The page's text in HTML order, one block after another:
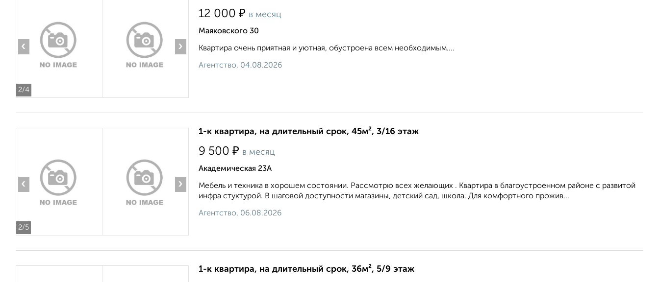
2/4
‹ ›
12 000 ₽ в месяц
Маяковского 30
Квартира очень приятная и уютная, обустроена всем необходимым....
Агентство, 04.08.2026
2/5
‹ ›
1-к квартира, на длительный срок, 45м², 3/16 этаж
9 500 ₽ в месяц
Академическая 23А
Мебель и техника в хорошем состоянии. Рассмотрю всех желающих . Квартира в благоустроенном районе с развитой
инфра стуктурой. В шаговой доступности магазины, детский сад, школа. Для комфортного прожив...
Агентство, 06.08.2026
1-к квартира, на длительный срок, 36м², 5/9 этаж